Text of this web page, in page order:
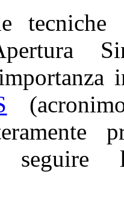
tecniche